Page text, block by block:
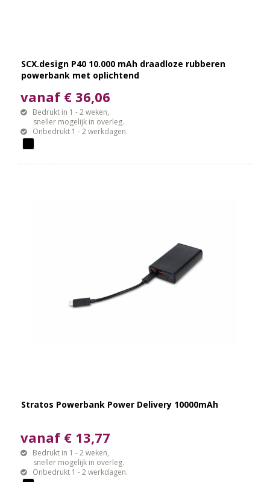
SCX.design P40 10.000 mAh draadloze rubberen
powerbank met oplichtend
vanaf € 36,06
Bedrukt in 1 - 2 weken,
sneller mogelijk in overleg.
Onbedrukt 1 - 2 werkdagen.
Stratos Powerbank Power Delivery 10000mAh
vanaf € 13,77
Bedrukt in 1 - 2 weken,
sneller mogelijk in overleg.
Onbedrukt 1 - 2 werkdagen.